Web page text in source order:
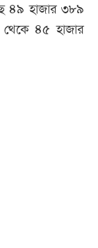
৪৯ হাজার ৩৮৯
৪৫ হাজার